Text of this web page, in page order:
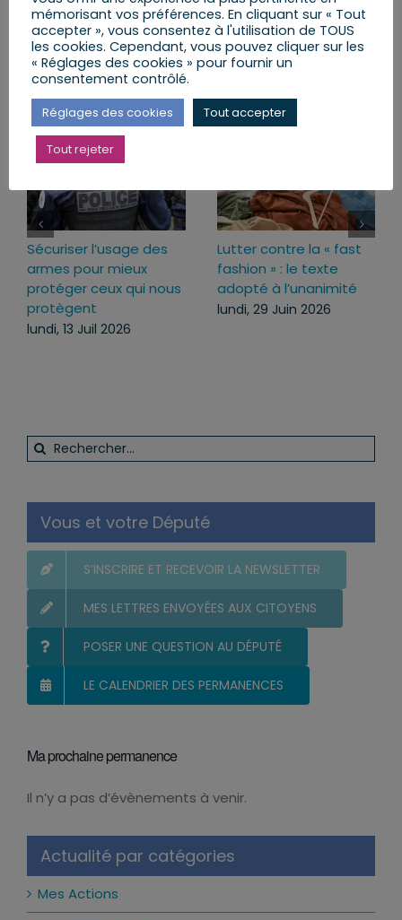
Facebook
X LinkedInEmail
Articles similaires
Sécuriser l’usage des
armes pour mieux
protéger ceux qui nous
protègent
lundi, 13 Juil 2026
Lutter contre la « fast
fashion » : le texte
adopté à l’unanimité
lundi, 29 Juin 2026
Rechercher:
Vous et votre Député
S’INSCRIRE ET RECEVOIR LA NEWSLETTER
MES LETTRES ENVOYÉES AUX CITOYENS
POSER UNE QUESTION AU DÉPUTÉ
LE CALENDRIER DES PERMANENCES
Ma prochaine permanence
Notice
Il n’y a pas d’évènements à venir.
Actualité par catégories
Mes Actions
mémorisant vos préférences. En cliquant sur « Tout
accepter », vous consentez à l'utilisation de TOUS
les cookies. Cependant, vous pouvez cliquer sur les
« Réglages des cookies » pour fournir un
consentement contrôlé.
Réglages des cookies Tout accepter
Tout rejeter